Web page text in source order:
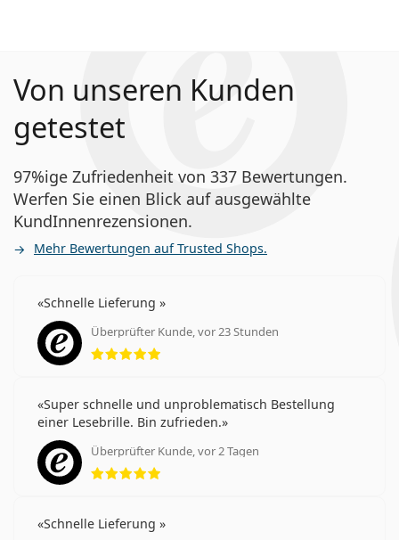
Von unseren Kunden
getestet
97%ige Zufriedenheit von 337 Bewertungen.
Werfen Sie einen Blick auf ausgewählte
KundInnenrezensionen.
Mehr Bewertungen auf Trusted Shops.
Schnelle Lieferung
Überprüfter Kunde, vor 23 Stunden
Bewertung 5 aus 5
Super schnelle und unproblematisch Bestellung
einer Lesebrille. Bin zufrieden.
Überprüfter Kunde, vor 2 Tagen
Bewertung 5 aus 5
Schnelle Lieferung